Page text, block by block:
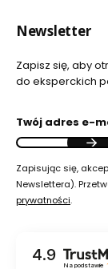
Newsletter
Zapisz się, aby
do eksperckich
Twój adres e-
Zapisując się,
Newslettera).
prywatności.
4.9
Na podstawie